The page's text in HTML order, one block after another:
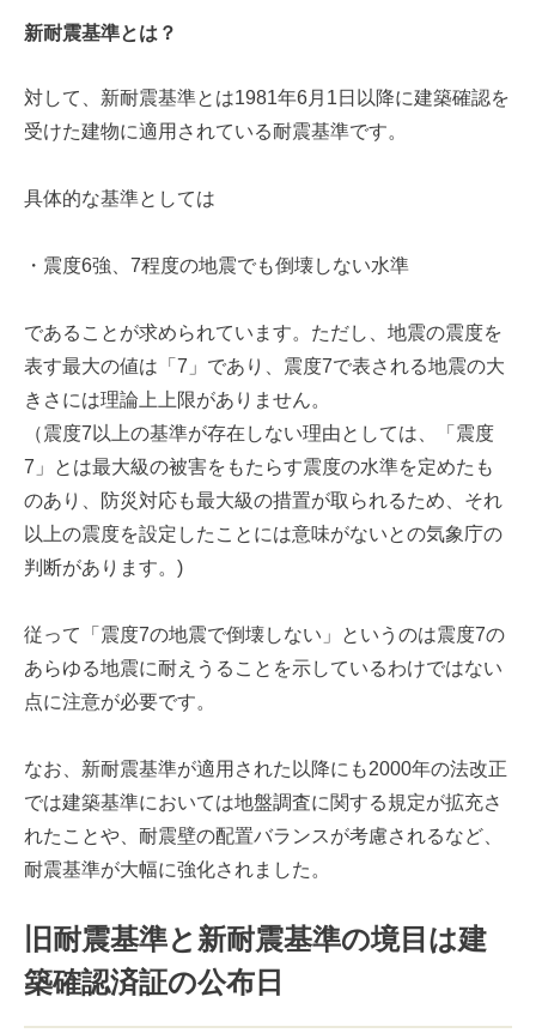
新耐震基準とは？
対して、新耐震基準とは1981年6月1日以降に建築確認を
受けた建物に適用されている耐震基準です。
具体的な基準としては
・震度6強、7程度の地震でも倒壊しない水準
であることが求められています。ただし、地震の震度を
表す最大の値は「7」であり、震度7で表される地震の大
きさには理論上上限がありません。
（震度7以上の基準が存在しない理由としては、「震度
7」とは最大級の被害をもたらす震度の水準を定めたも
のあり、防災対応も最大級の措置が取られるため、それ
以上の震度を設定したことには意味がないとの気象庁の
判断があります。)
従って「震度7の地震で倒壊しない」というのは震度7の
あらゆる地震に耐えうることを示しているわけではない
点に注意が必要です。
なお、新耐震基準が適用された以降にも2000年の法改正
では建築基準においては地盤調査に関する規定が拡充さ
れたことや、耐震壁の配置バランスが考慮されるなど、
耐震基準が大幅に強化されました。
旧耐震基準と新耐震基準の境目は建
築確認済証の公布日